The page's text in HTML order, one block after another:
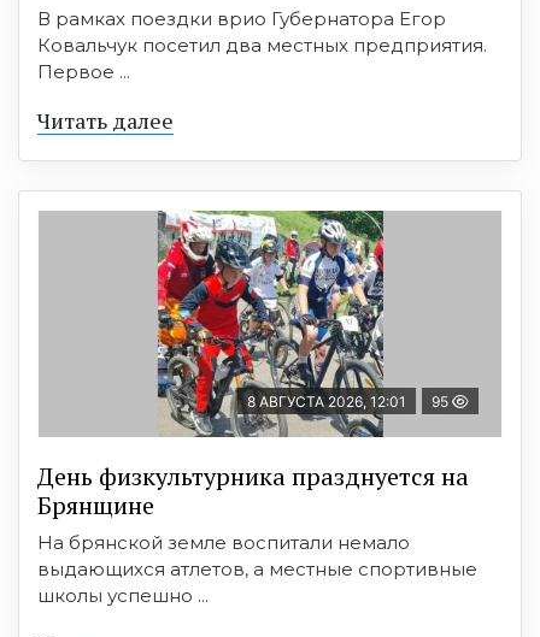
В рамках поездки врио Губернатора Егор
Ковальчук посетил два местных предприятия.
Первое ...
Читать далее
8 АВГУСТА 2026, 12:01 95
День физкультурника празднуется на
Брянщине
На брянской земле воспитали немало
выдающихся атлетов, а местные спортивные
школы успешно ...